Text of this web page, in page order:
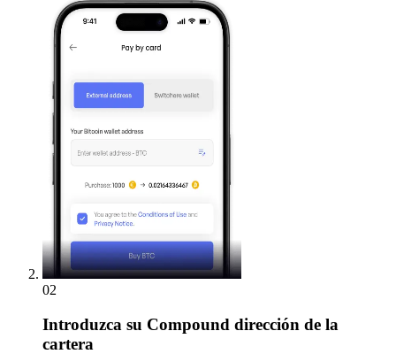
02
Introduzca su Compound dirección de la
cartera